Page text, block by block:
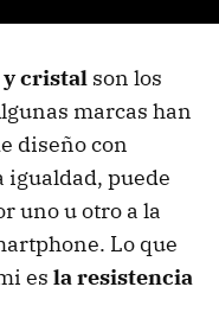
cristal son los
marcas han
diseño con
igualdad, puede
uno u otro a la
Lo que
es la resistencia